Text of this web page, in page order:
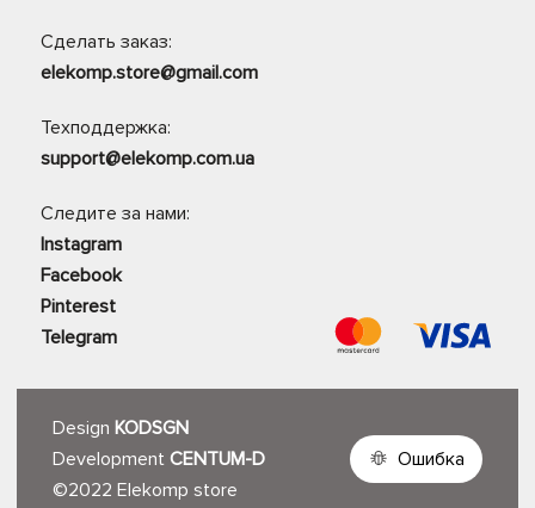
Сделать заказ:
elekomp.store@gmail.com
Техподдержка:
support@elekomp.com.ua
Следите за нами:
Instagram
Facebook
Pinterest
Telegram
Design KODSGN
Development CENTUM-D
©2022 Elekomp store
Ошибка